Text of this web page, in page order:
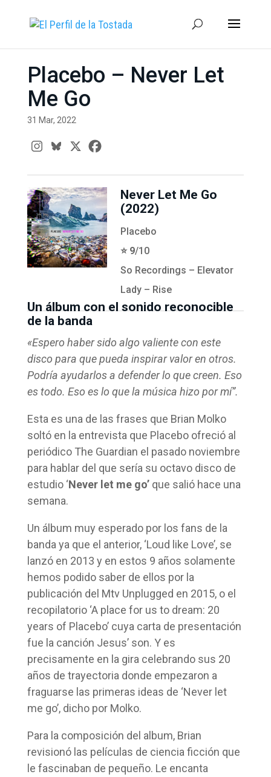
Placebo – Never Let
Me Go
31 Mar, 2022
Never Let Me Go
(2022)
Placebo
⭐️ 9/10
So Recordings – Elevator
Lady – Rise
Un álbum con el sonido reconocible
de la banda
«Espero haber sido algo valiente con este
disco para que pueda inspirar valor en otros.
Podría ayudarlos a defender lo que creen. Eso
es todo. Eso es lo que la música hizo por mí”.
Esta es una de las frases que Brian Molko
soltó en la entrevista que Placebo ofreció al
periódico The Guardian el pasado noviembre
para hablar del que sería su octavo disco de
estudio ‘Never let me go’que salió hace una
semana.
Un álbum muy esperado por los fans de la
banda ya que el anterior, ‘Loud like Love’, se
lanzó en 2013 y en estos 9 años solamente
hemos podido saber de ellos por la
publicación del Mtv Unplugged en 2015, o el
recopilatorio ‘A place for us to dream: 20
years of Placebo’ cuya carta de presentación
fue la canción Jesus’ son. Y es
precisamente en la gira celebrando sus 20
años de trayectoria donde empezaron a
fraguarse las primeras ideas de ‘Never let
me go’, dicho por Molko.
Para la composición del album, Brian
revisionó las películas de ciencia ficción que
le fascinaban de pequeño. Le encanta